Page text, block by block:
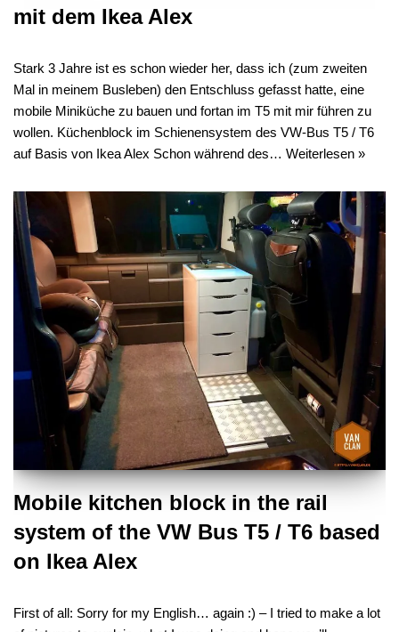
mit dem Ikea Alex
Stark 3 Jahre ist es schon wieder her, dass ich (zum zweiten
Mal in meinem Busleben) den Entschluss gefasst hatte, eine
mobile Miniküche zu bauen und fortan im T5 mit mir führen zu
wollen. Küchenblock im Schienensystem des VW-Bus T5 / T6
auf Basis von Ikea Alex Schon während des… Weiterlesen »
Mobile kitchen block in the rail
system of the VW Bus T5 / T6 based
on Ikea Alex
First of all: Sorry for my English… again :) – I tried to make a lot